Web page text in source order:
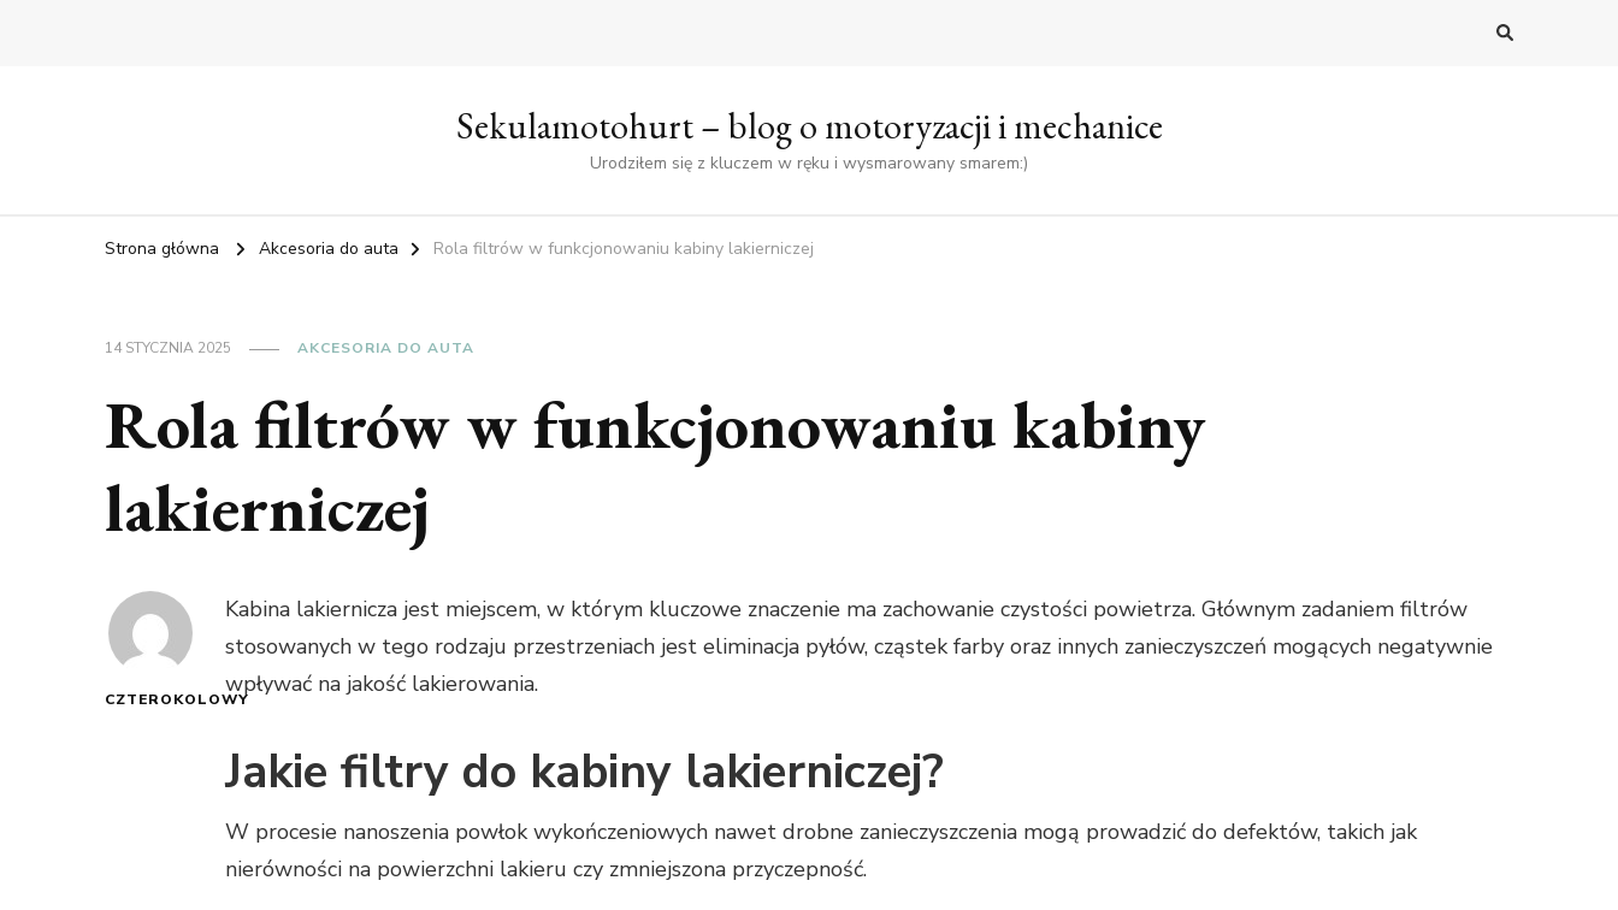
Sekulamotohurt – blog o motoryzacji i mechanice
Urodziłem się z kluczem w ręku i wysmarowany smarem:)
Strona główna Akcesoria do auta Rola filtrów w funkcjonowaniu kabiny lakierniczej
14 STYCZNIA 2025 AKCESORIA DO AUTA
Rola filtrów w funkcjonowaniu kabiny
lakierniczej
CZTEROKOLOWY
Kabina lakiernicza jest miejscem, w którym kluczowe znaczenie ma zachowanie czystości powietrza. Głównym zadaniem filtrów
stosowanych w tego rodzaju przestrzeniach jest eliminacja pyłów, cząstek farby oraz innych zanieczyszczeń mogących negatywnie
wpływać na jakość lakierowania.
Jakie filtry do kabiny lakierniczej?
W procesie nanoszenia powłok wykończeniowych nawet drobne zanieczyszczenia mogą prowadzić do defektów, takich jak
nierówności na powierzchni lakieru czy zmniejszona przyczepność.